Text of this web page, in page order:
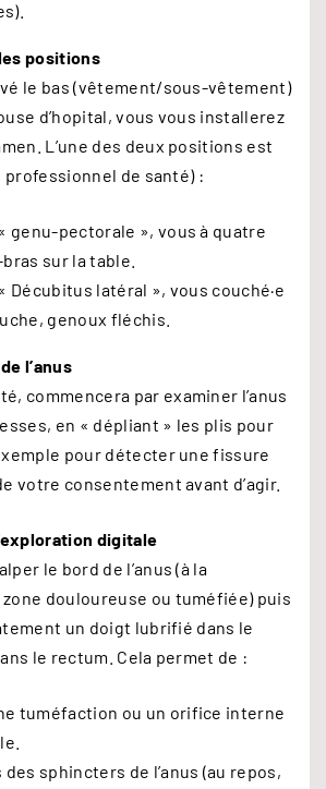
positions
le bas (vêtement/sous-vêtement)
d’hopital, vous vous installerez
L’une des deux positions est
de santé) :
genu-pectorale », vous à quatre
sur la table.
Décubitus latéral », vous couché·e
genoux fléchis.
l’anus
commencera par examiner l’anus
en « dépliant » les plis pour
pour détecter une fissure
votre consentement avant d’agir.
digitale
le bord de l’anus (à la
zone douloureuse ou tuméfiée) puis
un doigt lubrifié dans le
le rectum. Cela permet de :
tuméfaction ou un orifice interne
sphincters de l’anus (au repos,